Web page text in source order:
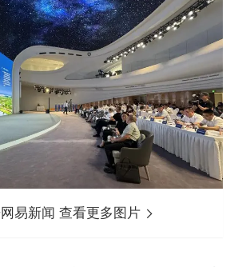
易新闻 查看更多图片